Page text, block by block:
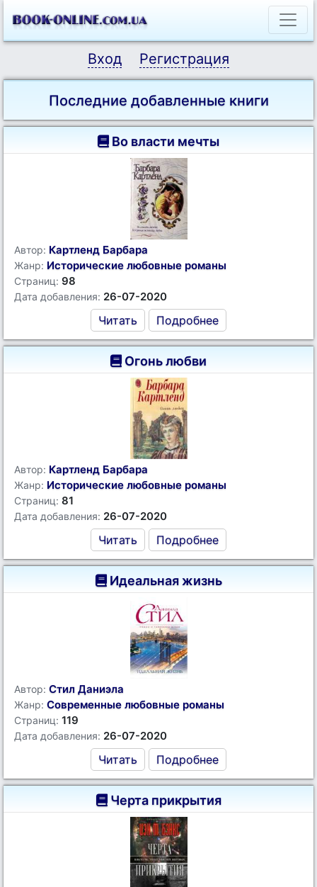
Вход Регистрация
Последние добавленные книги
Во власти мечты
Автор: Картленд Барбара
Жанр: Исторические любовные романы
Страниц: 98
Дата добавления: 26-07-2020
Читать Подробнее
Огонь любви
Автор: Картленд Барбара
Жанр: Исторические любовные романы
Страниц: 81
Дата добавления: 26-07-2020
Читать Подробнее
Идеальная жизнь
Автор: Стил Даниэла
Жанр: Современные любовные романы
Страниц: 119
Дата добавления: 26-07-2020
Читать Подробнее
Черта прикрытия